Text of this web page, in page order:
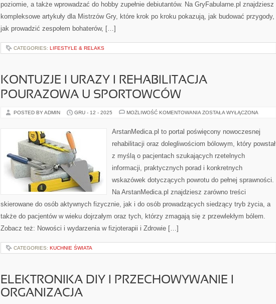
poziomie, a także wprowadzać do hobby zupełnie debiutantów. Na GryFabularne.pl znajdziesz
kompleksowe artykuły dla Mistrzów Gry, które krok po kroku pokazują, jak budować przygody,
jak prowadzić zespołem bohaterów, […]
CATEGORIES: LIFESTYLE & RELAKS
KONTUZJE I URAZY I REHABILITACJA
POURAZOWA U SPORTOWCÓW
POSTED BY ADMIN GRU - 12 - 2025 MOŻLIWOŚĆ KOMENTOWANIA KONTUZJE
I
REHABILITACJA
U
ZOSTAŁA WYŁĄCZONA
ArstanMedica.pl to portal poświęcony nowoczesnej
rehabilitacji oraz dolegliwościom bólowym, który powstał
z myślą o pacjentach szukających rzetelnych
informacji, praktycznych porad i konkretnych
wskazówek dotyczących powrotu do pełnej sprawności.
Na ArstanMedica.pl znajdziesz zarówno treści
skierowane do osób aktywnych fizycznie, jak i do osób prowadzących siedzący tryb życia, a
także do pacjentów w wieku dojrzałym oraz tych, którzy zmagają się z przewlekłym bólem.
Zobacz też: Nowości i wydarzenia w fizjoterapii i Zdrowie […]
CATEGORIES: KUCHNIE ŚWIATA
ELEKTRONIKA DIY I PRZECHOWYWANIE I
ORGANIZACJA